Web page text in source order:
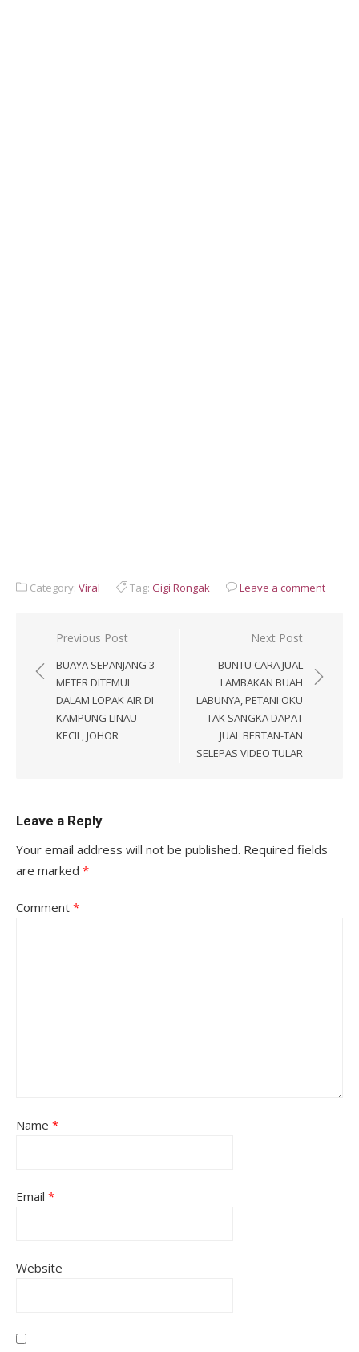
Category: Viral Tag: Gigi Rongak Leave a comment
Post
navigation
Previous Post
BUAYA SEPANJANG 3
METER DITEMUI
DALAM LOPAK AIR DI
KAMPUNG LINAU
KECIL, JOHOR
Next Post
BUNTU CARA JUAL
LAMBAKAN BUAH
LABUNYA, PETANI OKU
TAK SANGKA DAPAT
JUAL BERTAN-TAN
SELEPAS VIDEO TULAR
Leave a Reply
Your email address will not be published. Required fields
are marked *
Comment *
Name *
Email *
Website